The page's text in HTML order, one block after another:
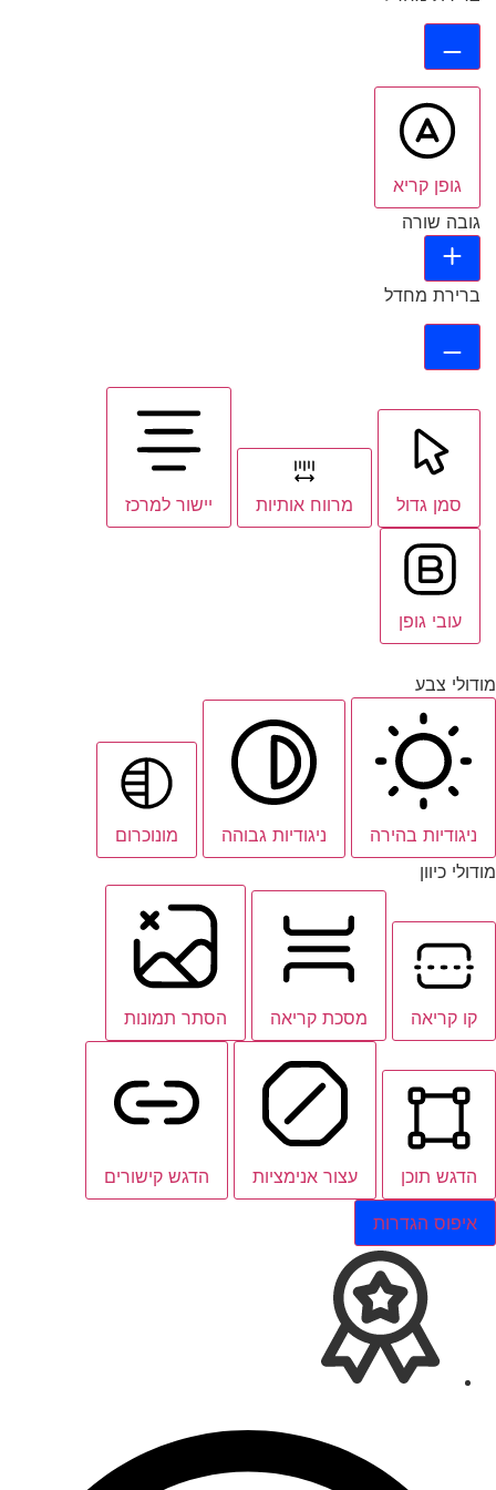
גופן קריא
גובה שורה
ברירת מחדל
סמן גדול מרווח אותיות יישור למרכז
עובי גופן
מודולי צבע
ניגודיות בהירה ניגודיות גבוהה
מונוכרום
מודולי כיוון
קו קריאה מסכת קריאה הסתר תמונות
הדגש תוכן עצור אנימציות הדגש קישורים
איפוס הגדרות